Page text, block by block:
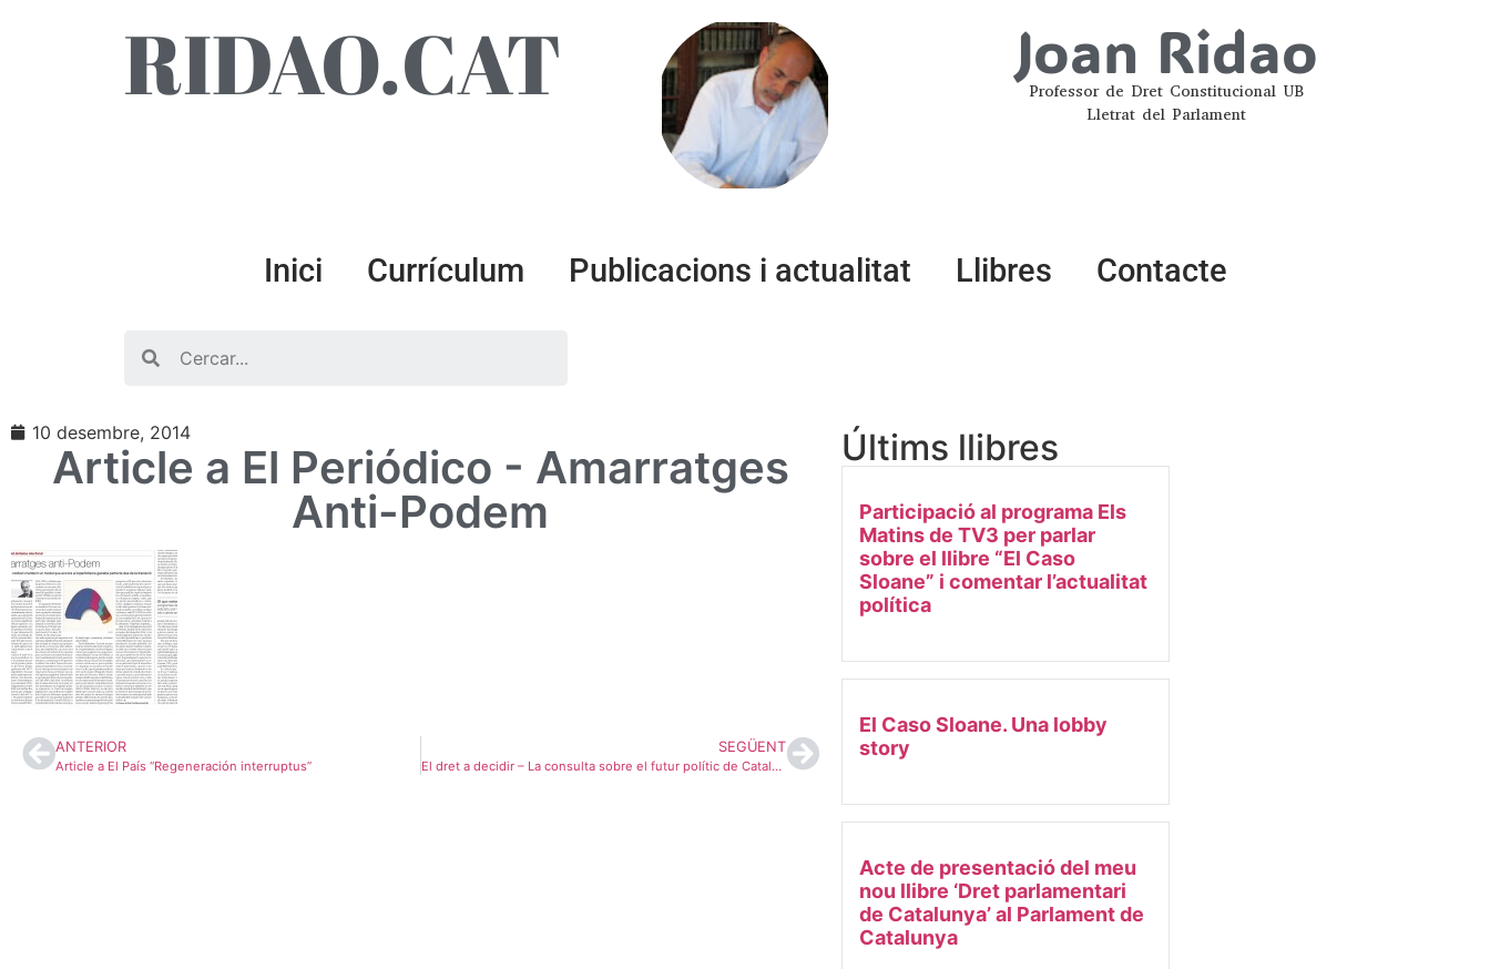
RIDAO.CAT Joan Ridao
Professor de Dret Constitucional UB
Lletrat del Parlament
Inici Currículum Publicacions i actualitat Llibres Contacte
10 desembre, 2014
Article a El Periódico - Amarratges
Anti-Podem
ANTERIOR
Article a El País “Regeneración interruptus”
SEGÜENT
El dret a decidir – La consulta sobre el futur polític de Catalunya
Últims llibres
Participació al programa Els
Matins de TV3 per parlar
sobre el llibre “El Caso
Sloane” i comentar l’actualitat
política
El Caso Sloane. Una lobby
story
Acte de presentació del meu
nou llibre ‘Dret parlamentari
de Catalunya’ al Parlament de
Catalunya